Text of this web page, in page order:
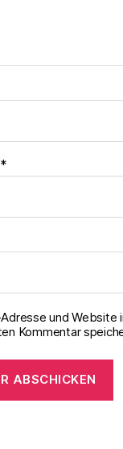
*
und Website
Kommentar